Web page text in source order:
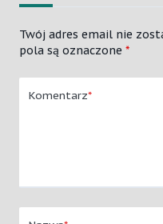
Twój adres email nie
pola są oznaczone *
Komentarz*